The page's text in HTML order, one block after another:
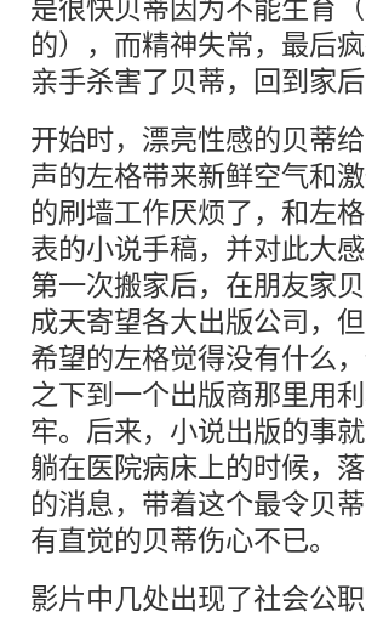
是很快贝蒂因为不能生育
的），而精神失常，最后
亲手杀害了贝蒂，回到家
开始时，漂亮性感的贝蒂
声的左格带来新鲜空气和
的刷墙工作厌烦了，和左
表的小说手稿，并对此大
第一次搬家后，在朋友家
成天寄望各大出版公司，
希望的左格觉得没有什么
之下到一个出版商那里用
牢。后来，小说出版的事
躺在医院病床上的时候，
的消息，带着这个最令贝
有直觉的贝蒂伤心不已。
影片中几处出现了社会公